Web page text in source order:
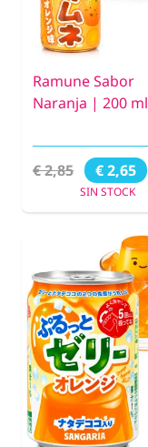
Ramune Sabor
Naranja | 200 ml
€ 2,85 € 2,65
SIN STOCK